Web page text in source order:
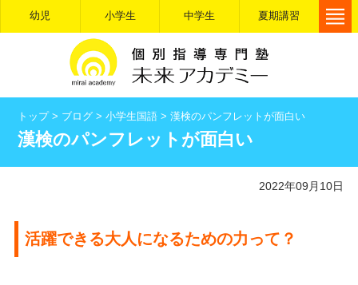
幼児 小学生 中学生 夏期講習
トップ> ブログ >小学生国語 >漢検のパンフレットが面白い
漢検のパンフレットが面白い
2022年09月10日
活躍できる大人になるための力って？